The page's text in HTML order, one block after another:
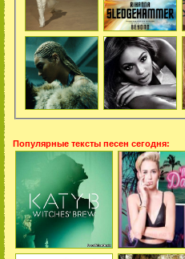
Популярные тексты песен сегодня: